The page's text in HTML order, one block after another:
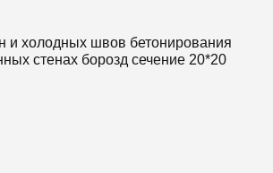
и холодных швов бетонирования
стенах борозд сечение 20*20